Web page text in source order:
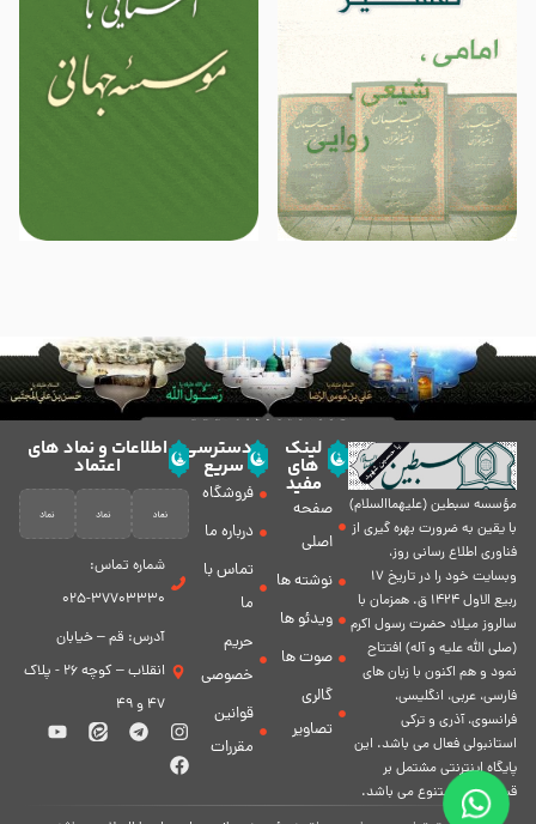
مؤسسه سبطين (عليهماالسلام)
با يقين به ضرورت بهره گیرى از
فناورى اطلاع رسانى روز،
وبسایت خود را در تاريخ 17
ربيع الاول 1424 ق. همزمان با
سالروز ميلاد حضرت رسول اكرم
(صلی الله علیه و آله) افتتاح
نمود و هم اكنون با زبان های
فارسی، عربى، انگلیسی،
فرانسوی، آذری و ترکی
استانبولی فعال مى باشد. اين
پايگاه اينترنتى مشتمل بر
قسمت هاى متنوع مى باشد.
لینک
های
مفید
صفحه
اصلی
نوشته ها
ویدئو ها
صوت ها
گالری
تصاویر
دسترسی
سریع
فروشگاه
درباره ما
تماس با
ما
حریم
خصوصی
قوانین
مقررات
اطلاعات و نماد های
اعتماد
شماره تماس:
37703330-025
آدرس: قم – خیابان
انقلاب – کوچه 26 - پلاک
47 و 49